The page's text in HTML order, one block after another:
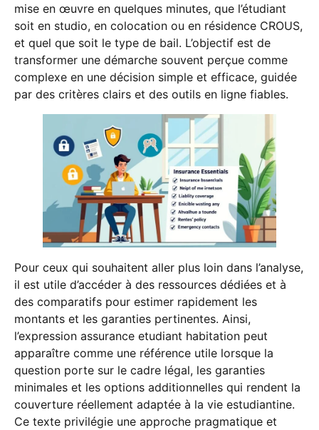
mise en œuvre en quelques minutes, que l’étudiant
soit en studio, en colocation ou en résidence CROUS,
et quel que soit le type de bail. L’objectif est de
transformer une démarche souvent perçue comme
complexe en une décision simple et efficace, guidée
par des critères clairs et des outils en ligne fiables.
Pour ceux qui souhaitent aller plus loin dans l’analyse,
il est utile d’accéder à des ressources dédiées et à
des comparatifs pour estimer rapidement les
montants et les garanties pertinentes. Ainsi,
l’expression assurance etudiant habitation peut
apparaître comme une référence utile lorsque la
question porte sur le cadre légal, les garanties
minimales et les options additionnelles qui rendent la
couverture réellement adaptée à la vie estudiantine.
Ce texte privilégie une approche pragmatique et